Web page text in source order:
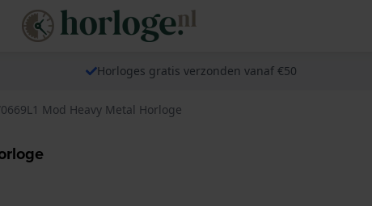
Horloges gratis verzonden vanaf €50
Mod Heavy Metal Horloge